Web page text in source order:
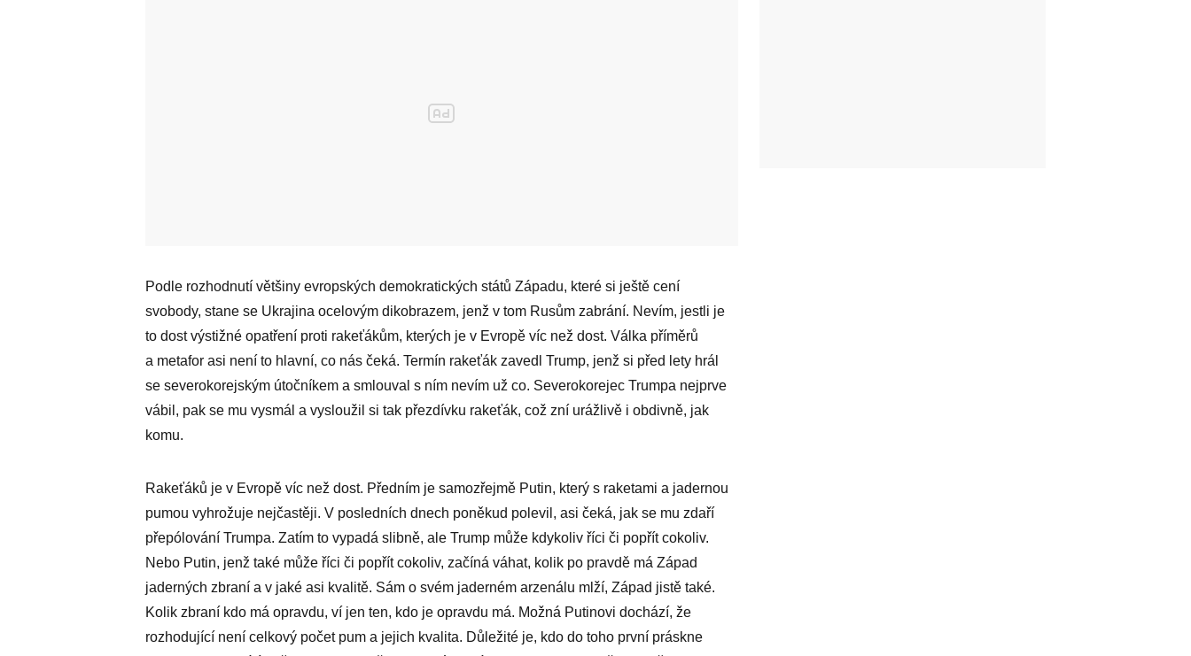
Podle rozhodnutí většiny evropských demo­kratických států Západu, které si ještě cení
svobody, stane se Ukrajina ocelovým diko­brazem, jenž v tom Rusům zabrání. Nevím, jestli je
to dost výstižné opatření proti rakeťákům, kterých je v Evropě víc než dost. Válka příměrů
a metafor asi není to hlavní, co nás čeká. Termín rakeťák zavedl Trump, jenž si před lety hrál
se severokorejským útočníkem a smlouval s ním nevím už co. Severokorejec Trumpa nejprve
vábil, pak se mu vysmál a vysloužil si tak přezdívku rakeťák, což zní urážlivě i obdivně, jak
komu.
Rakeťáků je v Evropě víc než dost. Předním je samozřejmě Putin, který s raketami a jadernou
pumou vyhrožuje nejčastěji. V posledních dnech poněkud polevil, asi čeká, jak se mu zdaří
přepólování Trumpa. Zatím to vypadá slibně, ale Trump může kdykoliv říci či popřít cokoliv.
Nebo Putin, jenž také může říci či popřít cokoliv, začíná váhat, kolik po pravdě má Západ
jaderných zbraní a v jaké asi kvalitě. Sám o svém jaderném arzenálu mlží, Západ jistě také.
Kolik zbraní kdo má opravdu, ví jen ten, kdo je ­opravdu má. Možná Putinovi dochází, že
rozhodující není celkový počet pum a jejich kvalita. Důležité je, kdo do toho první práskne